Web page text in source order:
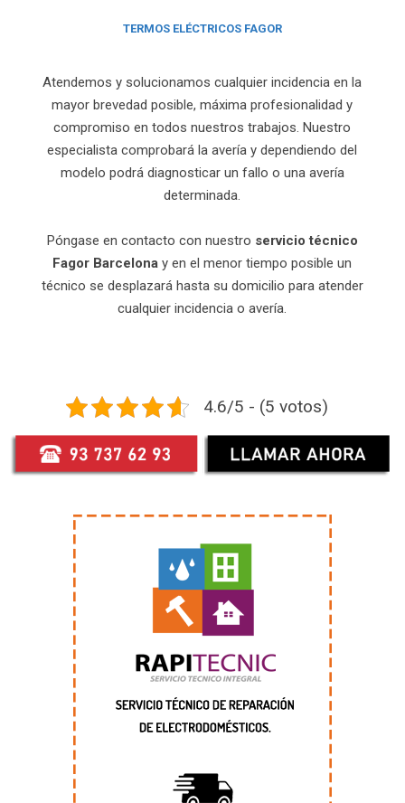
TERMOS ELÉCTRICOS FAGOR
Atendemos y solucionamos cualquier incidencia en la
mayor brevedad posible, máxima profesionalidad y
compromiso en todos nuestros trabajos. Nuestro
especialista comprobará la avería y dependiendo del
modelo podrá diagnosticar un fallo o una avería
determinada.
Póngase en contacto con nuestro servicio técnico
Fagor Barcelona y en el menor tiempo posible un
técnico se desplazará hasta su domicilio para atender
cualquier incidencia o avería.
4.6/5 - (5 votos)